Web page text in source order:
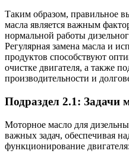
Таким образом, правильное
масла является важным
нормальной работы
Регулярная замена масла и
продуктов способствуют
очистке двигателя, а также
производительности и
Подраздел 2.1: Задачи
Моторное масло для
важных задач, обеспечивая
функционирование двигателя: